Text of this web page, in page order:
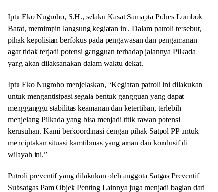
Iptu Eko Nugroho, S.H., selaku Kasat Samapta Polres Lombok
Barat, memimpin langsung kegiatan ini. Dalam patroli tersebut,
pihak kepolisian berfokus pada pengawasan dan pengamanan
agar tidak terjadi potensi gangguan terhadap jalannya Pilkada
yang akan dilaksanakan dalam waktu dekat.
Iptu Eko Nugroho menjelaskan, “Kegiatan patroli ini dilakukan
untuk mengantisipasi segala bentuk gangguan yang dapat
mengganggu stabilitas keamanan dan ketertiban, terlebih
menjelang Pilkada yang bisa menjadi titik rawan potensi
kerusuhan. Kami berkoordinasi dengan pihak Satpol PP untuk
menciptakan situasi kamtibmas yang aman dan kondusif di
wilayah ini.”
Patroli preventif yang dilakukan oleh anggota Satgas Preventif
Subsatgas Pam Objek Penting Lainnya juga menjadi bagian dari